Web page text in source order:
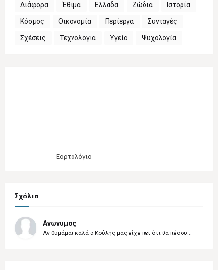
Διάφορα Έθιμα Ελλάδα Ζώδια Ιστορία
Κόσμος Οικονομία Περίεργα Συνταγές
Σχέσεις Τεχνολογία Υγεία Ψυχολογία
Εορτολόγιο
Σχόλια
Ανωνυμος
Αν θυμάμαι καλά ο Κούλης μας είχε πει ότι θα πέσου...